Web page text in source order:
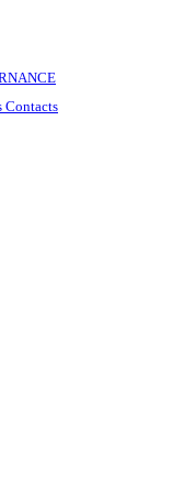
Contacts